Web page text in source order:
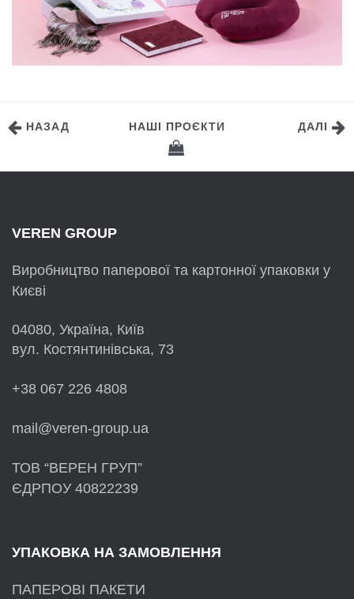
НАЗАД НАШІ ПРОЄКТИ ДАЛІ
VEREN GROUP
Виробництво паперової та картонної упаковки у
Києві
04080, Україна, Київ
вул. Костянтинівська, 73
+38 067 226 4808
mail@veren-group.ua
ТОВ “ВЕРЕН ГРУП”
ЄДРПОУ 40822239
УПАКОВКА НА ЗАМОВЛЕННЯ
ПАПЕРОВІ ПАКЕТИ